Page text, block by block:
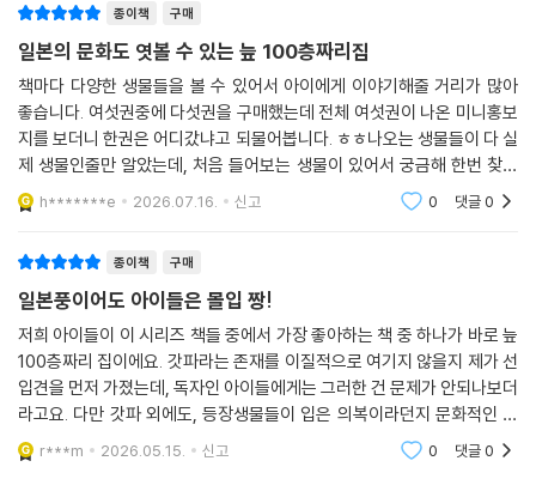
종이책 구매
일본의 문화도 엿볼 수 있는 늪 100층짜리집
책마다 다양한 생물들을 볼 수 있어서 아이에게 이야기해줄 거리가 많아
좋습니다. 여섯권중에 다섯권을 구매했는데 전체 여섯권이 나온 미니홍보
지를 보더니 한권은 어디갔냐고 되물어봅니다. ㅎㅎ나오는 생물들이 다 실
제 생물인줄만 알았는데, 처음 들어보는 생물이 있어서 궁금해 한번 찾아
봤더니 일본의 전설에 나오는 요괴더군요. 일본의 문화도 잠시 엿볼 수 있
는 좋은 기회였습
h*******e 2026.07.16. 신고 0 댓글0
종이책 구매
일본풍이어도 아이들은 몰입 짱!
저희 아이들이 이 시리즈 책들 중에서 가장 좋아하는 책 중 하나가 바로 늪
100층짜리 집이에요. 갓파라는 존재를 이질적으로 여기지 않을지 제가 선
입견을 먼저 가졌는데, 독자인 아이들에게는 그러한 건 문제가 안되나보더
라고요. 다만 갓파 외에도, 등장생물들이 입은 의복이라던지 문화적인 부
분들이 왜색이 짙어서, 그런 부분에 거부감이 있는 부모님들께는 추천드리
지 않아요.
r***m 2026.05.15. 신고 0 댓글0